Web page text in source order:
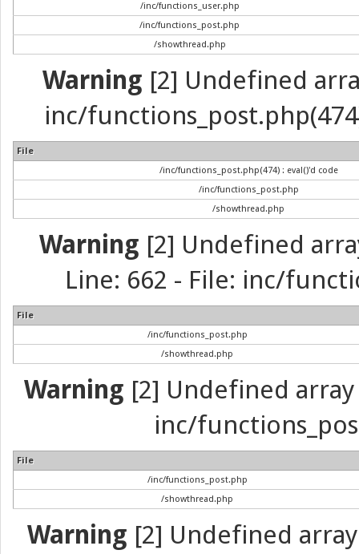
/inc/functions_user.php
/inc/functions_post.php
/showthread.php
Warning [2] Undefined
inc/
File
/inc/functions_post.php(474) : eval()'d code
/inc/functions_post.php
/showthread.php
Warning [2] Undefined
Line: 662 - File: inc/
File
/inc/functions_post.php
/showthread.php
Warning [2] Undefined
inc/
File
/inc/functions_post.php
/showthread.php
Warning [2] Undefined